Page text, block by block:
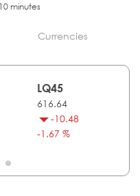
minutes
Currencies
LQ45
616.64
-10.48
-1.67 %